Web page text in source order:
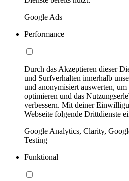
Google Ads
Performance
Durch das Akzeptieren dieser
und Surfverhalten innerhalb
und anonymisiert auswerten, um
optimieren und das
verbessern. Mit deiner
Webseite folgende Drittdienste
Google Analytics, Clarity,
Testing
Funktional